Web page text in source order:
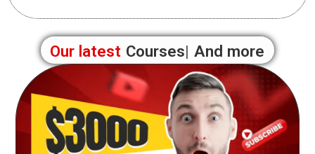
Our latest B And more